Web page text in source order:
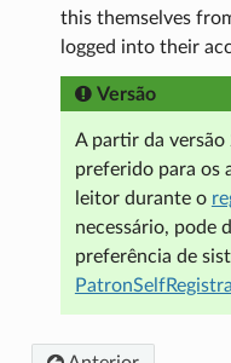
this themselves
logged into their
Versão
A partir da versão
preferido para os
leitor durante o
necessário, pode
preferência de